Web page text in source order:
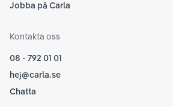
Jobba på Carla
Kontakta oss
08 - 792 01 01
hej@carla.se
Chatta